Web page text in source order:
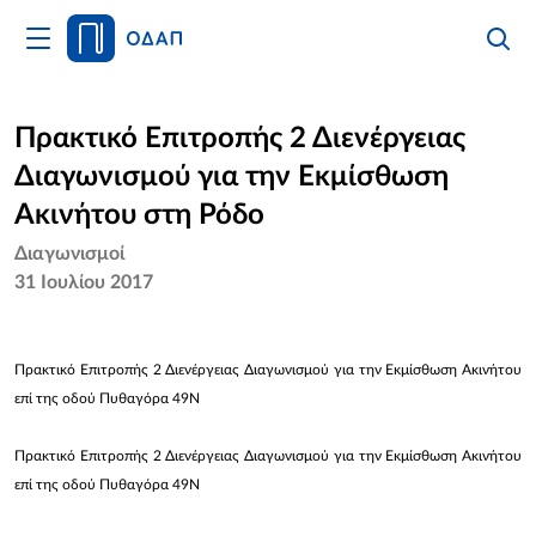
Άνοιγμα
Κυρίως
Αρχική
Οργανισμός
Υπηρεσίες
Επικοινωνία
Πρακτικό Επιτροπής 2 Διενέργειας
Διαγωνισμού για την Εκμίσθωση
Ακινήτου στη Ρόδο
Διαγωνισμοί
31 Ιουλίου 2017
Πρακτικό Επιτροπής 2 Διενέργειας Διαγωνισμού για την Εκμίσθωση Ακινήτου
επί της οδού Πυθαγόρα 49Ν
Πρακτικό Επιτροπής 2 Διενέργειας Διαγωνισμού για την Εκμίσθωση Ακινήτου
επί της οδού Πυθαγόρα 49Ν